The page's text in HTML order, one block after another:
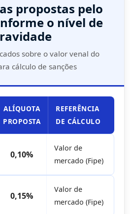
propostas pelo
o nível de
sobre o valor venal do
cálculo de sanções
ALÍQUOTA
PROPOSTA
REFERÊNCIA
DE CÁLCULO
0,10%
Valor de
mercado (Fipe)
0,15%
Valor de
mercado (Fipe)